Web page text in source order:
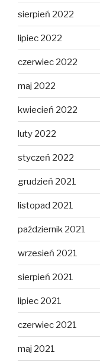
sierpień 2022
lipiec 2022
czerwiec 2022
maj 2022
kwiecień 2022
luty 2022
styczeń 2022
grudzień 2021
listopad 2021
październik 2021
wrzesień 2021
sierpień 2021
lipiec 2021
czerwiec 2021
maj 2021